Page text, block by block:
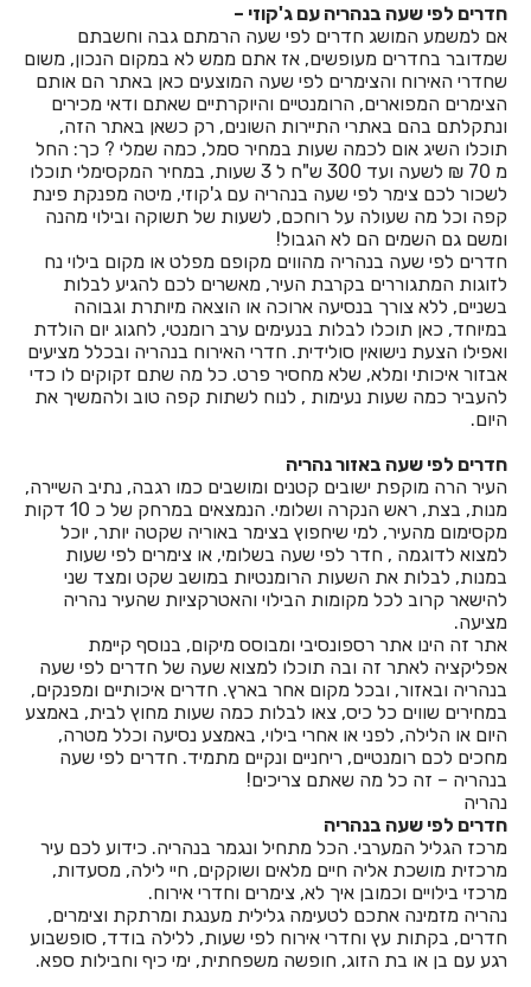
חדרים לפי שעה בכפר חנניה
חדרים לפי שעה בכפר טרומן
חדרים לפי שעה בכפר יונה
חדרים לפי שעה בכפר נטר
חדרים לפי שעה בכפר סבא
חדרים לפי שעה בכפר קיש
חדרים לפי שעה בכפר שמאי
חדרים לפי שעה בכפר תבור
חדרים לפי שעה בכרכום
חדרים לפי שעה בכרמי יוסף
חדרים לפי שעה בכרמיאל
חדרים לפי שעה בלוטם
חדרים לפי שעה בליבנים
חדרים לפי שעה בלימן
חדרים לפי שעה בלפיד
חדרים לפי שעה בלפידות
חדרים לפי שעה במבוא ביתר
חדרים לפי שעה במבשרת ציון
חדרים לפי שעה במגדים
חדרים לפי שעה במגדל
חדרים לפי שעה במגדל העמק
חדרים לפי שעה בנהריה עם ג'קוזי –
אם למשמע המושג חדרים לפי שעה הרמתם גבה וחשבתם
שמדובר בחדרים מעופשים, אז אתם ממש לא במקום הנכון, משום
שחדרי האירוח והצימרים לפי שעה המוצעים כאן באתר הם אותם
הצימרים המפוארים, הרומנטיים והיוקרתיים שאתם ודאי מכירים
ונתקלתם בהם באתרי התיירות השונים, רק כשאן באתר הזה,
תוכלו השיג אום לכמה שעות במחיר סמל, כמה שמלי ? כך: החל
מ 70 ₪ לשעה ועד 300 ש"ח ל 3 שעות, במחיר המקסימלי תוכלו
לשכור לכם צימר לפי שעה בנהריה עם ג'קוזי, מיטה מפנקת פינת
קפה וכל מה שעולה על רוחכם, לשעות של תשוקה ובילוי מהנה
ומשם גם השמים הם לא הגבול!
חדרים לפי שעה בנהריה מהווים מקופם מפלט או מקום בילוי נח
לזוגות המתגוררים בקרבת העיר, מאשרים לכם להגיע לבלות
בשניים, ללא צורך בנסיעה ארוכה או הוצאה מיותרת וגבוהה
במיוחד, כאן תוכלו לבלות בנעימים ערב רומנטי, לחגוג יום הולדת
ואפילו הצעת נישואין סולידית. חדרי האירוח בנהריה ובכלל מציעים
אבזור איכותי ומלא, שלא מחסיר פרט. כל מה שתם זקוקים לו כדי
להעביר כמה שעות נעימות , לנוח לשתות קפה טוב ולהמשיך את
היום.
חדרים לפי שעה באזור נהריה
העיר הרה מוקפת ישובים קטנים ומושבים כמו רגבה, נתיב השיירה,
מנות, בצת, ראש הנקרה ושלומי. הנמצאים במרחק של כ 10 דקות
מקסימום מהעיר, למי שיחפוץ בצימר באוריה שקטה יותר, יוכל
למצוא לדוגמה , חדר לפי שעה בשלומי, או צימרים לפי שעות
במנות, לבלות את השעות הרומנטיות במושב שקט ומצד שני
להישאר קרוב לכל מקומות הבילוי והאטרקציות שהעיר נהריה
מציעה.
אתר זה הינו אתר רספונסיבי ומבוסס מיקום, בנוסף קיימת
אפליקציה לאתר זה ובה תוכלו למצוא שעה של חדרים לפי שעה
בנהריה ובאזור, ובכל מקום אחר בארץ. חדרים איכותיים ומפנקים,
במחירים שווים כל כיס, צאו לבלות כמה שעות מחוץ לבית, באמצע
היום או הלילה, לפני או אחרי בילוי, באמצע נסיעה וכלל מטרה,
מחכים לכם רומנטיים, ריחניים ונקיים מתמיד. חדרים לפי שעה
בנהריה – זה כל מה שאתם צריכים!
נהריה
חדרים לפי שעה בנהריה
מרכז הגליל המערבי. הכל מתחיל ונגמר בנהריה. כידוע לכם עיר
מרכזית מושכת אליה חיים מלאים ושוקקים, חיי לילה, מסעדות,
מרכזי בילויים וכמובן איך לא, צימרים וחדרי אירוח.
נהריה מזמינה אתכם לטעימה גלילית מענגת ומרתקת וצימרים,
חדרים, בקתות עץ וחדרי אירוח לפי שעות, ללילה בודד, סופשבוע
רגע עם בן או בת הזוג, חופשה משפחתית, ימי כיף וחבילות ספא.